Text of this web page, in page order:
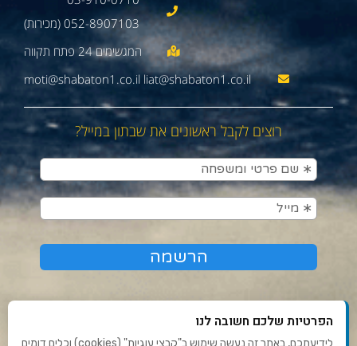
052-8907103 (מכירות)
moti@shabaton1.co.il liat@shabaton1.co.il
רוצים לקבל ראשונים את שבתון במייל?
הפרטיות שלכם חשובה לנו
לידיעתכם, באתר זה נעשה שימוש ב"קבצי עוגיות" (cookies) וכלים דומים